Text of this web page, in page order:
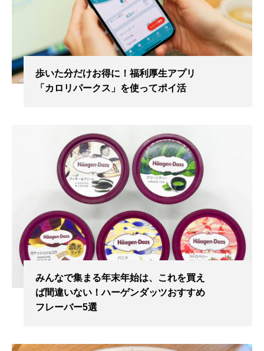
歩いた分だけお得に！福利厚生アプリ
「カロリパークス」を使ってポイ活
みんなで集まる年末年始は、これを買え
ば間違いない！ハーゲンダッツおすすめ
フレーバー5選